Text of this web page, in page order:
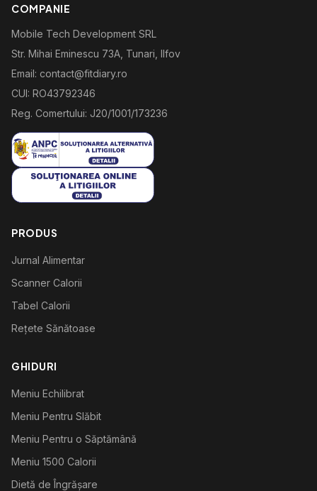
COMPANIE
Mobile Tech Development SRL
Str. Mihai Eminescu 73A, Tunari, Ilfov
Email: contact@fitdiary.ro
CUI: RO43792346
Reg. Comertului: J20/1001/173236
PRODUS
Jurnal Alimentar
Scanner Calorii
Tabel Calorii
Rețete Sănătoase
GHIDURI
Meniu Echilibrat
Meniu Pentru Slăbit
Meniu Pentru o Săptămână
Meniu 1500 Calorii
Dietă de Îngrășare